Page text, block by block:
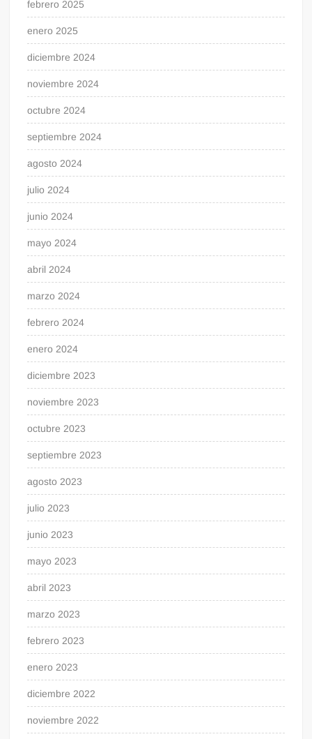
febrero 2025
enero 2025
diciembre 2024
noviembre 2024
octubre 2024
septiembre 2024
agosto 2024
julio 2024
junio 2024
mayo 2024
abril 2024
marzo 2024
febrero 2024
enero 2024
diciembre 2023
noviembre 2023
octubre 2023
septiembre 2023
agosto 2023
julio 2023
junio 2023
mayo 2023
abril 2023
marzo 2023
febrero 2023
enero 2023
diciembre 2022
noviembre 2022